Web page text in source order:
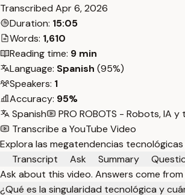
Transcribed Apr 6, 2026
Duration: 15:05
Words: 1,610
Reading time: 9 min
Language: Spanish (95%)
Speakers: 1
Accuracy: 95%
Spanish
PRO ROBOTS - Robots, IA
Transcribe a YouTube Video
Explora las megatendencias
Transcript
Ask Summary
Ask about this video. Answers come
¿Qué es la singularidad tecnológica y